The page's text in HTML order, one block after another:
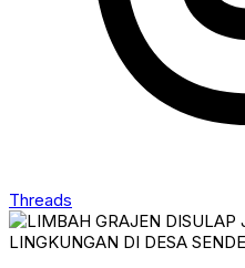
Threads